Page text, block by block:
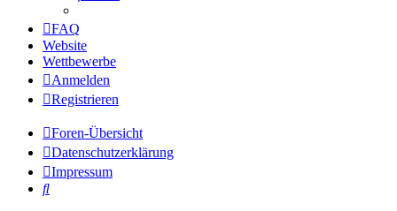
FAQ
Website
Wettbewerbe
Anmelden
Registrieren
Foren-Übersicht
Datenschutzerklärung
Impressum
Suche